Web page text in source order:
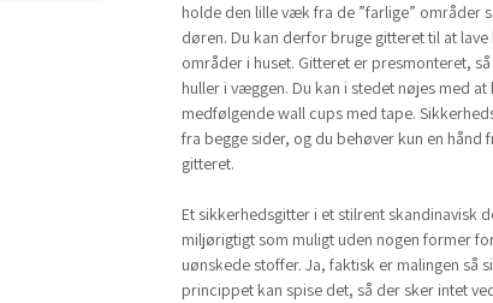
holde den lille væk fra de ”farlige” områder
døren. Du kan derfor bruge gitteret til at
områder i huset. Gitteret er presmonteret,
huller i væggen. Du kan i stedet nøjes med at
medfølgende wall cups med tape.
fra begge sider, og du behøver kun en hånd
gitteret.
Et sikkerhedsgitter i et stilrent skandinavisk
miljørigtigt som muligt uden nogen former
uønskede stoffer. Ja, faktisk er malingen så
princippet kan spise det, så der sker intet